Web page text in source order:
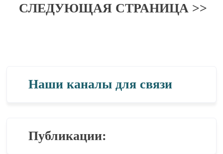
СЛЕДУЮЩАЯ СТРАНИЦА >>
Наши каналы для связи
Публикации: